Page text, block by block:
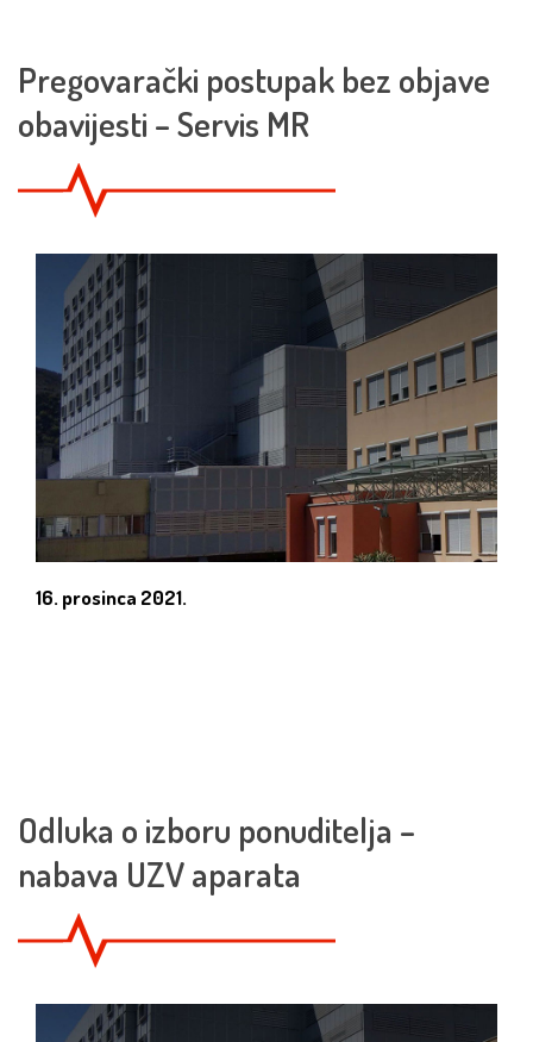
Pregovarački postupak bez objave
obavijesti – Servis MR
16. prosinca 2021.
Odluka o izboru ponuditelja –
nabava UZV aparata